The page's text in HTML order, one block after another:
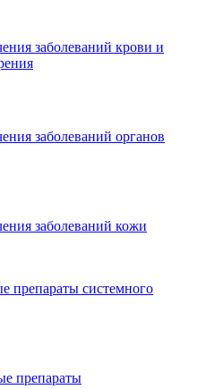
заболеваний крови и
заболеваний органов
заболеваний кожи
препараты системного
препараты